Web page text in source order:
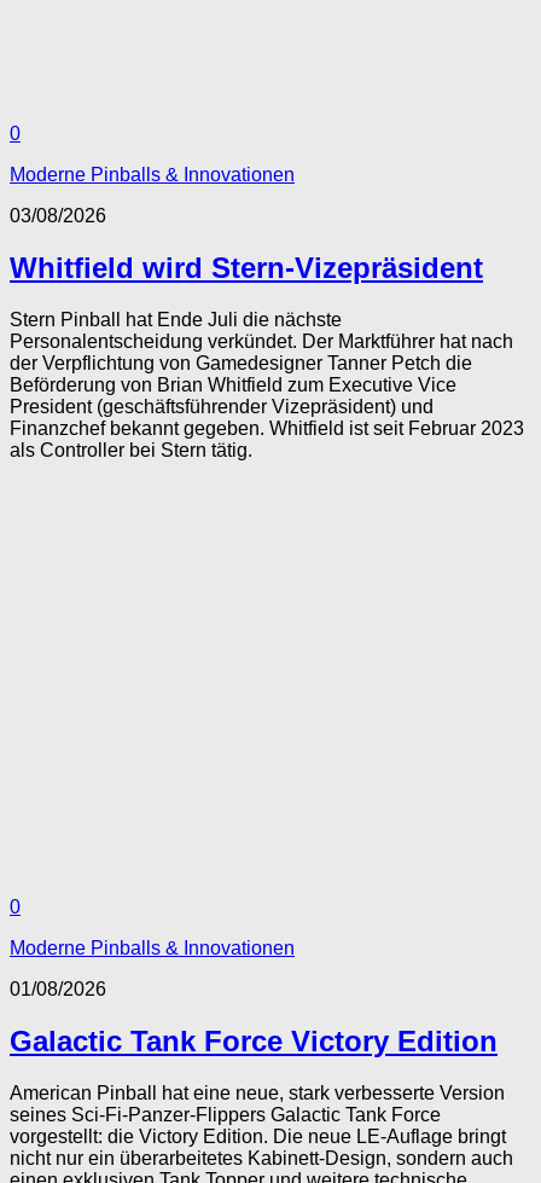
0
Moderne Pinballs & Innovationen
03/08/2026
Whitfield wird Stern-Vizepräsident
Stern Pinball hat Ende Juli die nächste
Personalentscheidung verkündet. Der Marktführer hat nach
der Verpflichtung von Gamedesigner Tanner Petch die
Beförderung von Brian Whitfield zum Executive Vice
President (geschäftsführender Vizepräsident) und
Finanzchef bekannt gegeben. Whitfield ist seit Februar 2023
als Controller bei Stern tätig.
0
Moderne Pinballs & Innovationen
01/08/2026
Galactic Tank Force Victory Edition
American Pinball hat eine neue, stark verbesserte Version
seines Sci-Fi-Panzer-Flippers Galactic Tank Force
vorgestellt: die Victory Edition. Die neue LE-Auflage bringt
nicht nur ein überarbeitetes Kabinett-Design, sondern auch